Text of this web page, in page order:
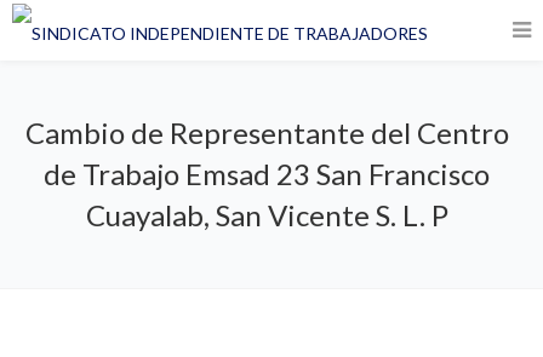
Cambio de Representante del Centro
de Trabajo Emsad 23 San Francisco
Cuayalab, San Vicente S. L. P